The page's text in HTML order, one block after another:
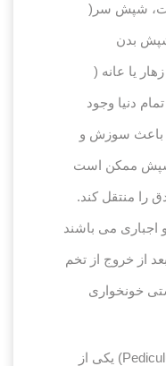
شپش سر(
بدن
یا عانه (
دنیا وجود
باعث سوزش و
شپش ممکن است
را منتقل کند.
می باشند
از خروج از تخم
خونخواری
شِپِشِ سر (Pediculus humanus capitis) یکی از